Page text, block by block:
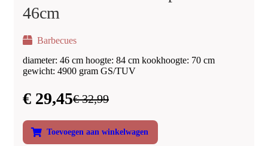
46cm
Barbecues
diameter: 46 cm hoogte: 84 cm kookhoogte: 70 cm
gewicht: 4900 gram GS/TUV
€32,99
€ 29,45
Toevoegen aan winkelwagen